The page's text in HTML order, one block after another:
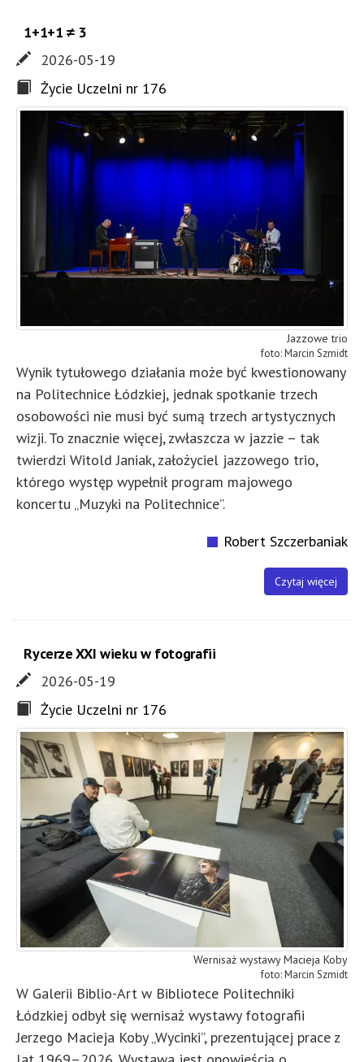
1+1+1 ≠ 3
2026-05-19
Życie Uczelni nr 176
Jazzowe trio
Marcin Szmidt
Wynik tytułowego działania może być kwestionowany
na Politechnice Łódzkiej, jednak spotkanie trzech
osobowości nie musi być sumą trzech artystycznych
wizji. To znacznie więcej, zwłaszcza w jazzie – tak
twierdzi Witold Janiak, założyciel jazzowego trio,
którego występ wypełnił program majowego
koncertu „Muzyki na Politechnice”.
Robert Szczerbaniak
Czytaj więcej
Rycerze XXI wieku w fotografii
2026-05-19
Życie Uczelni nr 176
Wernisaż wystawy Macieja Koby
Marcin Szmidt
W Galerii Biblio-Art w Bibliotece Politechniki
Łódzkiej odbył się wernisaż wystawy fotografii
Jerzego Macieja Koby „Wycinki”, prezentującej prace z